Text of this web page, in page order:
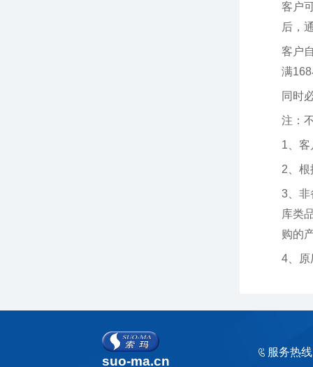
后，
满
同时
注：
1、
2、
购的
4、原
suo-ma.cn
服务热